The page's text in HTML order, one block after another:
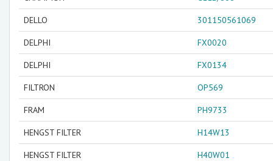
DELLO 301150561069
DELPHI FX0020
DELPHI FX0134
FILTRON OP569
FRAM PH9733
HENGST FILTER H14W13
HENGST FILTER H40W01